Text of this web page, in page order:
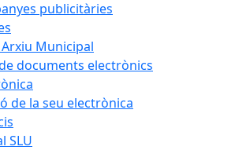
publicitàries
Municipal
documents electrònics
de la seu electrònica
SLU